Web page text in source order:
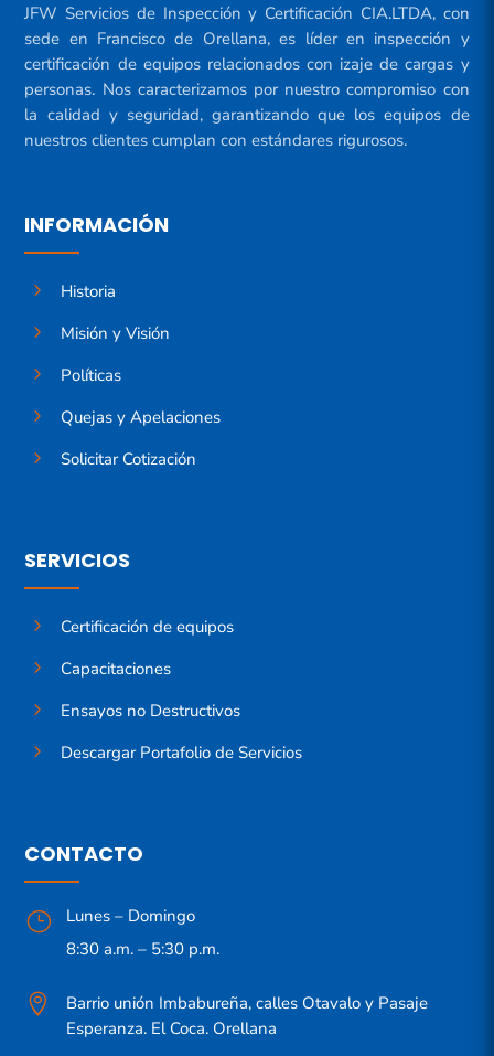
JFW Servicios de Inspección y Certificación CIA.LTDA, con
sede en Francisco de Orellana, es líder en inspección y
certificación de equipos relacionados con izaje de cargas y
personas. Nos caracterizamos por nuestro compromiso con
la calidad y seguridad, garantizando que los equipos de
nuestros clientes cumplan con estándares rigurosos.
INFORMACIÓN
5
Historia
5
Misión y Visión
5
Políticas
5
Quejas y Apelaciones
5
Solicitar Cotización
SERVICIOS
5
Certificación de equipos
5
Capacitaciones
5
Ensayos no Destructivos
5
Descargar Portafolio de Servicios
CONTACTO
}
Lunes – Domingo
8:30 a.m. – 5:30 p.m.

Barrio unión Imbabureña, calles Otavalo y Pasaje
Esperanza. El Coca. Orellana